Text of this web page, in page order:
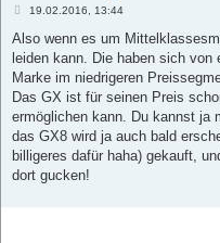
B
i
r
a
19.02.2016, 13:44
Also wenn es um
leiden kann. Die haben sich
Marke im niedrigeren
Das GX ist für seinen Preis
ermöglichen kann. Du kannst ja
das GX8 wird ja auch bald
billigeres dafür haha) gekauft,
dort gucken!